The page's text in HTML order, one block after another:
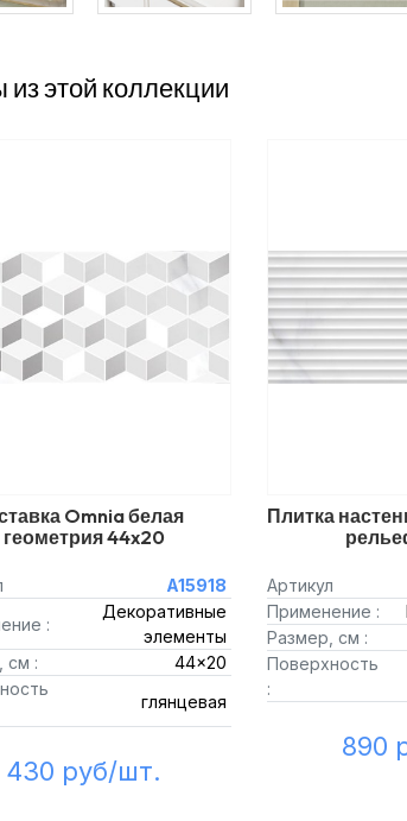
из этой коллекции
Omnia белая
геометрия 44x20
A15918
:
Декоративные
элементы
см :
44x20
глянцевая
430 руб/шт.
Плитка
Артикул
Применение :
Размер, см :
Поверхность
:
890